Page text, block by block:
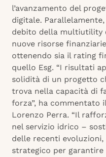
l’avanzamento del
digitale.
debito della multiutility
nuove risorse
ottenendo sia il rating
quello Esg. “I risultati
solidità di un progetto
trova nella capacità di
forza”, ha commentato
Lorenzo Perra. “Il
nel servizio idrico –
delle recenti evoluzioni,
strategico per garantire